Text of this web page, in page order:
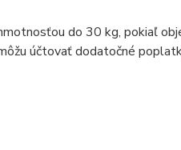
do 30 kg, pokiaľ
účtovať dodatočné